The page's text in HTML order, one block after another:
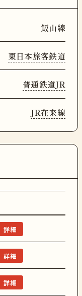
飯山線
東日本旅客鉄道
普通鉄道JR
JR在来線
詳細
詳細
詳細